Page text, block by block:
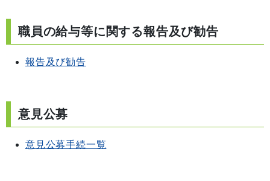
職員の給与等に関する報告及び勧告
報告及び勧告
意見公募
意見公募手続一覧